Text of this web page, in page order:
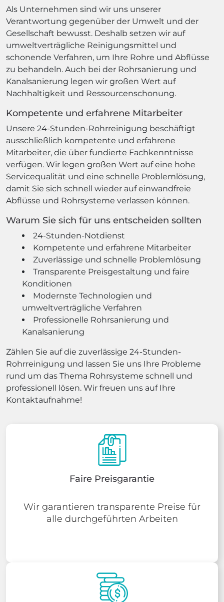
Als Unternehmen sind wir uns unserer
Verantwortung gegenüber der Umwelt und der
Gesellschaft bewusst. Deshalb setzen wir auf
umweltverträgliche Reinigungsmittel und
schonende Verfahren, um Ihre Rohre und Abflüsse
zu behandeln. Auch bei der Rohrsanierung und
Kanalsanierung legen wir großen Wert auf
Nachhaltigkeit und Ressourcenschonung.
Kompetente und erfahrene Mitarbeiter
Unsere 24-Stunden-Rohrreinigung beschäftigt
ausschließlich kompetente und erfahrene
Mitarbeiter, die über fundierte Fachkenntnisse
verfügen. Wir legen großen Wert auf eine hohe
Servicequalität und eine schnelle Problemlösung,
damit Sie sich schnell wieder auf einwandfreie
Abflüsse und Rohrsysteme verlassen können.
Warum Sie sich für uns entscheiden sollten
24-Stunden-Notdienst
Kompetente und erfahrene Mitarbeiter
Zuverlässige und schnelle Problemlösung
Transparente Preisgestaltung und faire
Konditionen
Modernste Technologien und
umweltverträgliche Verfahren
Professionelle Rohrsanierung und
Kanalsanierung
Zählen Sie auf die zuverlässige 24-Stunden-
Rohrreinigung und lassen Sie uns Ihre Probleme
rund um das Thema Rohrsysteme schnell und
professionell lösen. Wir freuen uns auf Ihre
Kontaktaufnahme!
Faire Preisgarantie
Wir garantieren transparente Preise für
alle durchgeführten Arbeiten